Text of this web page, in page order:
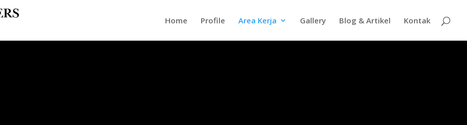
Home Profile Area Kerja Gallery Blog & Artikel Kontak